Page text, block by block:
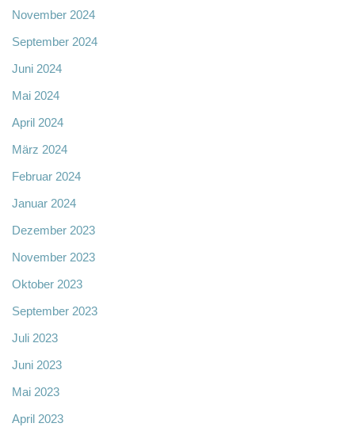
November 2024
September 2024
Juni 2024
Mai 2024
April 2024
März 2024
Februar 2024
Januar 2024
Dezember 2023
November 2023
Oktober 2023
September 2023
Juli 2023
Juni 2023
Mai 2023
April 2023